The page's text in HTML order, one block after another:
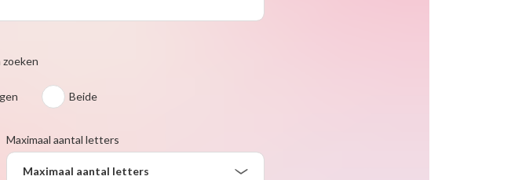
zoeken
Beide
Maximaal aantal letters
Maximaal aantal letters